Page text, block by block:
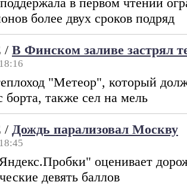
более двух сроков подряд
/ В Финском заливе застрял
"Метеор", который
борта, также сел на мель
/ Дождь парализовал Москву
оценивает
девять баллов